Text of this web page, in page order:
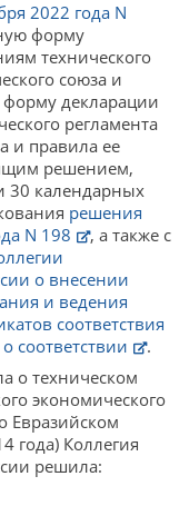
2022 года N
форму
технического
союза и
декларации
регламента
и правила ее
решением,
30 календарных
решения
N 198
, а также с
о внесении
и ведения
соответствия
соответствии
.
о техническом
экономического
Евразийском
года) Коллегия
решила: